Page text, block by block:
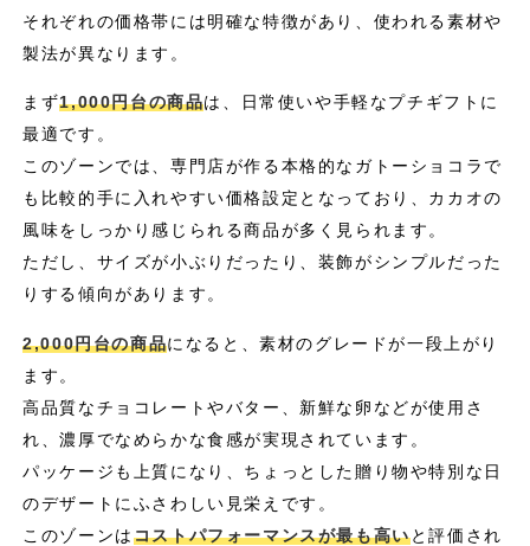
それぞれの価格帯には明確な特徴があり、使われる素材や
製法が異なります。
まず1,000円台の商品は、日常使いや手軽なプチギフトに
最適です。
このゾーンでは、専門店が作る本格的なガトーショコラで
も比較的手に入れやすい価格設定となっており、カカオの
風味をしっかり感じられる商品が多く見られます。
ただし、サイズが小ぶりだったり、装飾がシンプルだった
りする傾向があります。
2,000円台の商品になると、素材のグレードが一段上がり
ます。
高品質なチョコレートやバター、新鮮な卵などが使用さ
れ、濃厚でなめらかな食感が実現されています。
パッケージも上質になり、ちょっとした贈り物や特別な日
のデザートにふさわしい見栄えです。
このゾーンはコストパフォーマンスが最も高いと評価され